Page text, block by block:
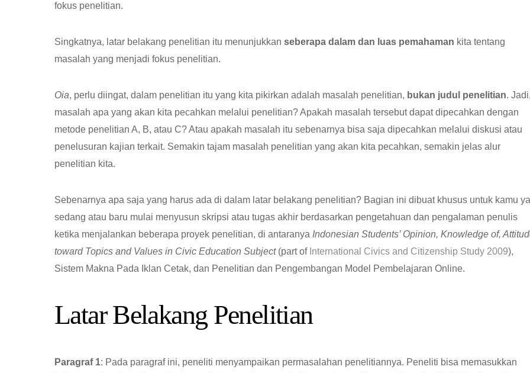
fokus penelitian.
Singkatnya, latar belakang penelitian itu menunjukkan seberapa dalam dan luas pemahaman kita tentang
masalah yang menjadi fokus penelitian.
Oia, perlu diingat, dalam penelitian itu yang kita pikirkan adalah masalah penelitian, bukan judul penelitian. Jadi,
masalah apa yang akan kita pecahkan melalui penelitian? Apakah masalah tersebut dapat dipecahkan dengan
metode penelitian A, B, atau C? Atau apakah masalah itu sebenarnya bisa saja dipecahkan melalui diskusi atau
penelusuran kajian terkait. Semakin tajam masalah penelitian yang akan kita pecahkan, semakin jelas alur
penelitian kita.
Sebenarnya apa saja yang harus ada di dalam latar belakang penelitian? Bagian ini dibuat khusus untuk kamu
sedang atau baru mulai menyusun skripsi atau tugas akhir berdasarkan pengetahuan dan pengalaman penulis
ketika menjalankan beberapa proyek penelitian, di antaranya Indonesian Students’ Opinion, Knowledge of,
toward Topics and Values in Civic Education Subject(part of International Civics and Citizenship Study 2009),
Sistem Makna Pada Iklan Cetak, dan Penelitian dan Pengembangan Model Pembelajaran Online.
Latar Belakang Penelitian
Paragraf 1: Pada paragraf ini, peneliti menyampaikan permasalahan penelitiannya. Peneliti bisa memasukkan